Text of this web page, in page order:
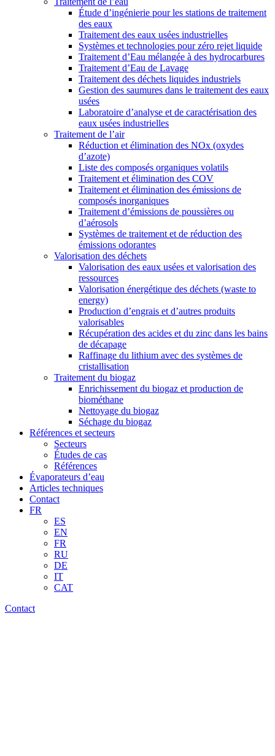
Étude d’ingénierie pour les stations de traitement
des eaux
Traitement des eaux usées industrielles
Systèmes et technologies pour zéro rejet liquide
Traitement d’Eau mélangée à des hydrocarbures
Traitement d’Eau de Lavage
Traitement des déchets liquides industriels
Gestion des saumures dans le traitement des eaux
usées
Laboratoire d’analyse et de caractérisation des
eaux usées industrielles
Traitement de l’air
Réduction et élimination des NOx (oxydes
d’azote)
Liste des composés organiques volatils
Traitement et élimination des COV
Traitement et élimination des émissions de
composés inorganiques
Traitement d’émissions de poussières ou
d’aérosols
Systèmes de traitement et de réduction des
émissions odorantes
Valorisation des déchets
Valorisation des eaux usées et valorisation des
ressources
Valorisation énergétique des déchets (waste to
energy)
Production d’engrais et d’autres produits
valorisables
Récupération des acides et du zinc dans les bains
de décapage
Raffinage du lithium avec des systèmes de
cristallisation
Traitement du biogaz
Enrichissement du biogaz et production de
biométhane
Nettoyage du biogaz
Séchage du biogaz
Références et secteurs
Secteurs
Études de cas
Références
Évaporateurs d’eau
Articles techniques
Contact
FR
ES
EN
FR
RU
DE
IT
CAT
Contact